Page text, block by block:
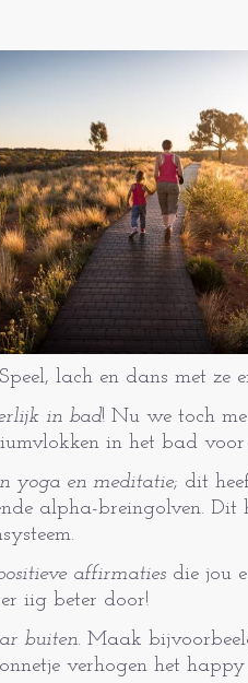
lach en dans met ze
in bad! Nu we toch
in het bad
yoga en meditatie; dit
alpha-breingolven. Dit
affirmatiesdie jou
iig beter door!
buiten. Maak
verhogen het